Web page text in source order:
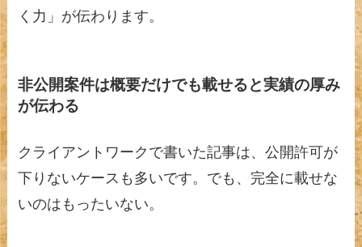
く力」が伝わります。
非公開案件は概要だけでも載せると実績の厚み
が伝わる
クライアントワークで書いた記事は、公開許可が
下りないケースも多いです。でも、完全に載せな
いのはもったいない。